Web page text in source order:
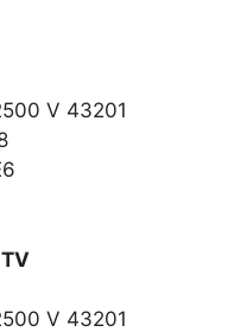
V 43201
V 43201